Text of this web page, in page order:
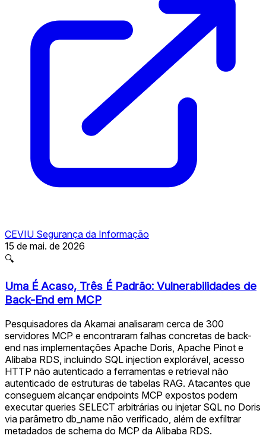
CEVIU Segurança da Informação
15 de mai. de 2026
🔍
Uma É Acaso, Três É Padrão: Vulnerabilidades de
Back-End em MCP
Pesquisadores da Akamai analisaram cerca de 300
servidores MCP e encontraram falhas concretas de back-
end nas implementações Apache Doris, Apache Pinot e
Alibaba RDS, incluindo SQL injection explorável, acesso
HTTP não autenticado a ferramentas e retrieval não
autenticado de estruturas de tabelas RAG. Atacantes que
conseguem alcançar endpoints MCP expostos podem
executar queries SELECT arbitrárias ou injetar SQL no Doris
via parâmetro db_name não verificado, além de exfiltrar
metadados de schema do MCP da Alibaba RDS.